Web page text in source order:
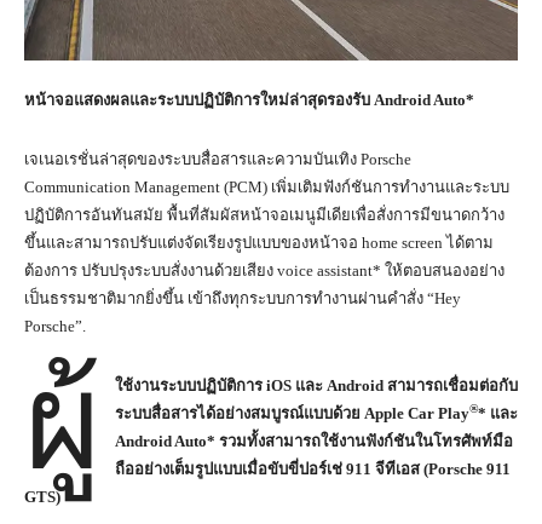
หน้าจอแสดงผลและระบบปฏิบัติการใหม่ล่าสุดรองรับ Android Auto*
เจเนอเรชั่นล่าสุดของระบบสื่อสารและความบันเทิง Porsche
Communication Management (PCM) เพิ่มเติมฟังก์ชันการทำงานและระบบ
ปฏิบัติการอันทันสมัย พื้นที่สัมผัสหน้าจอเมนูมีเดียเพื่อสั่งการมีขนาดกว้าง
ขึ้นและสามารถปรับแต่งจัดเรียงรูปแบบของหน้าจอ home screen ได้ตาม
ต้องการ ปรับปรุงระบบสั่งงานด้วยเสียง voice assistant* ให้ตอบสนองอย่าง
เป็นธรรมชาติมากยิ่งขึ้น เข้าถึงทุกระบบการทำงานผ่านคำสั่ง “Hey
Porsche”.
ผู้ ใช้งานระบบปฏิบัติการ iOS และAndroid สามารถเชื่อมต่อกับ
ระบบสื่อสารได้อย่างสมบูรณ์แบบด้วย Apple Car Play®* และ
Android Auto* รวมทั้งสามารถใช้งานฟังก์ชันในโทรศัพท์มือ
ถืออย่างเต็มรูปแบบเมื่อขับขี่ปอร์เช่911 จีทีเอส (Porsche 911
GTS)